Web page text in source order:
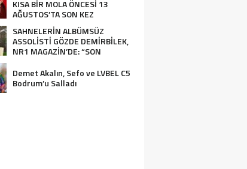
KISA BİR MOLA ÖNCESİ 13
AĞUSTOS’TA SON KEZ
HARBİYE’DE OLACAK!
SAHNELERİN ALBÜMSÜZ
ASSOLİSTİ GÖZDE DEMİRBİLEK,
NR1 MAGAZİN’DE: “SON
OLACAĞIM!”
Demet Akalın, Sefo ve LVBEL C5
Bodrum’u Salladı